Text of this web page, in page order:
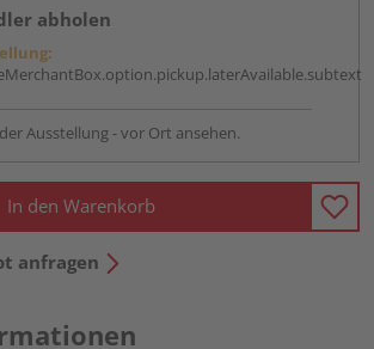
abholen
Ausstellung - vor Ort ansehen.
In den Warenkorb
anfragen